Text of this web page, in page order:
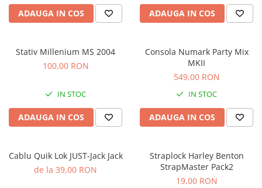
Accesorii de microfoane
Microfoane de broadcast
Microfoane de instrumente
Microfoane de studio
Microfoane de Suprafata
Microfoane lavaliera si headset
Microfoane podcast, USB, iOS /
ADAUGA IN COS ADAUGA IN COS
Stativ Millenium MS 2004
100,00 RON
IN STOC
ADAUGA IN COS
Consola Numark Party Mix
MKII
549,00 RON
IN STOC
ADAUGA IN COS
Cablu Quik Lok JUST-Jack Jack
de la 39,00 RON
Straplock Harley Benton
StrapMaster Pack2
19,00 RON